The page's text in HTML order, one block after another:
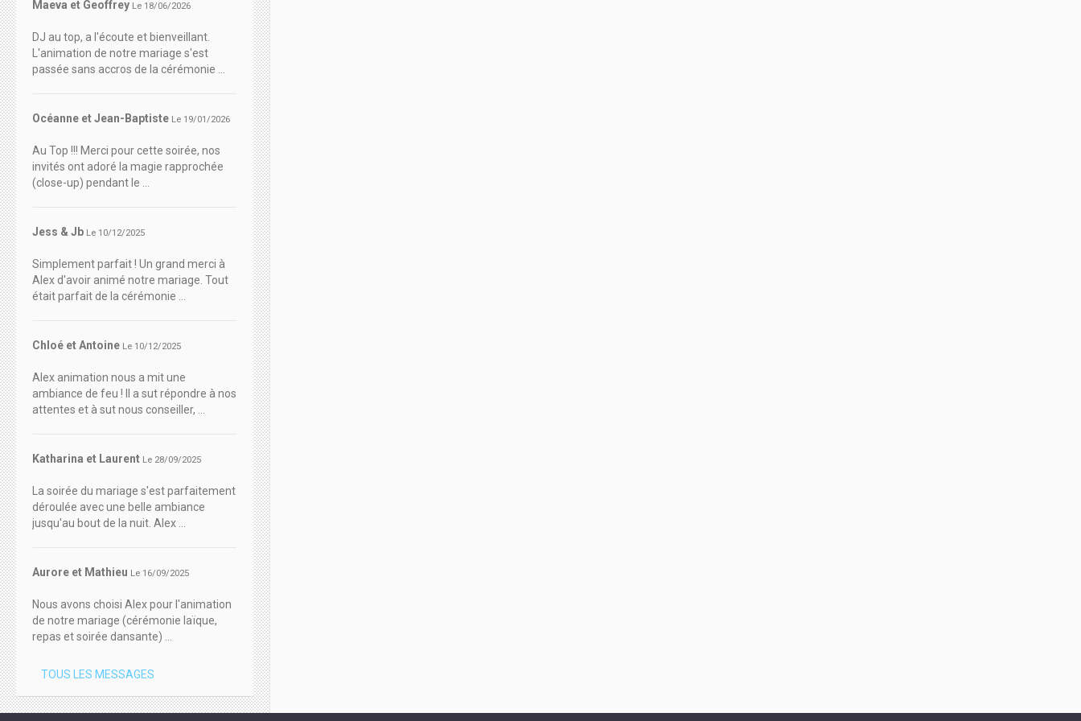
Maeva et Geoffrey Le 18/06/2026
DJ au top, a l'écoute et bienveillant.
L'animation de notre mariage s'est
passée sans accros de la cérémonie ...
Océanne et Jean-Baptiste Le 19/01/2026
Au Top !!! Merci pour cette soirée, nos
invités ont adoré la magie rapprochée
(close-up) pendant le ...
Jess & Jb Le 10/12/2025
Simplement parfait ! Un grand merci à
Alex d'avoir animé notre mariage. Tout
était parfait de la cérémonie ...
Chloé et Antoine Le 10/12/2025
Alex animation nous a mit une
ambiance de feu ! Il a sut répondre à nos
attentes et à sut nous conseiller, ...
Katharina et Laurent Le 28/09/2025
La soirée du mariage s'est parfaitement
déroulée avec une belle ambiance
jusqu'au bout de la nuit. Alex ...
Aurore et Mathieu Le 16/09/2025
Nous avons choisi Alex pour l'animation
de notre mariage (cérémonie laïque,
repas et soirée dansante) ...
TOUS LES MESSAGES